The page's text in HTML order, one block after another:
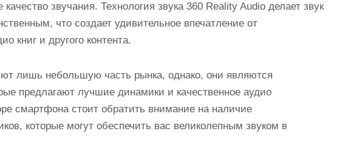
звучания. Технология звука 360 Reality Audio делает звук
что создает удивительное впечатление от
книг и другого контента.
лишь небольшую часть рынка, однако, они являются
предлагают лучшие динамики и качественное аудио
смартфона стоит обратить внимание на наличие
которые могут обеспечить вас великолепным звуком в